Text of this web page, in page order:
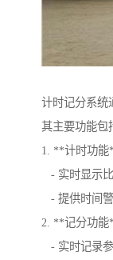
计时记分系统
其主要功能包
1. **计时功能
- 实时显示比
- 提供时间警
2. **记分功能
- 实时记录参